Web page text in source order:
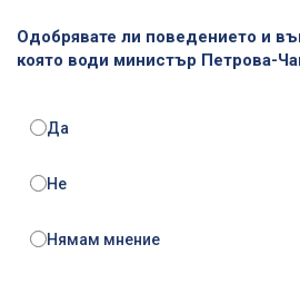
Одобрявате ли поведението и
която води министър Петрова-
Да
Не
Нямам мнение